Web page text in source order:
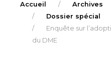
Accueil Archives
Dossier spécial
Enquête sur
du DME